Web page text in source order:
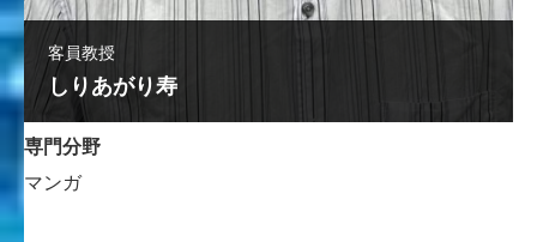
客員教授
しりあがり寿
専門分野
マンガ